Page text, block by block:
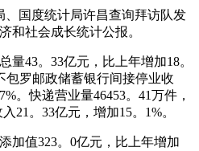
国度统计局许昌查询拜访队发
和社会成长统计公报。
43。33亿元，比上年增加18。
包罗邮政储蓄银行间接停业收
。快递营业量46453。41万件，
21。33亿元，增加15。1%。
值323。0亿元，比上年增加